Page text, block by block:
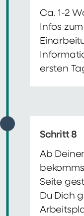
Ca. 1-2
Infos
ersten
Schritt 8
Ab
Seite
Du Dich